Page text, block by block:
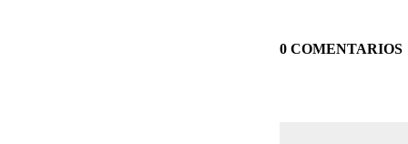
0 COMENTARIOS